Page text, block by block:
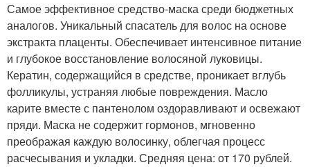
Самое эффективное средство-маска среди бюджетных
аналогов. Уникальный спасатель для волос на основе
экстракта плаценты. Обеспечивает интенсивное питание
и глубокое восстановление волосяной луковицы.
Кератин, содержащийся в средстве, проникает вглубь
фолликулы, устраняя любые повреждения. Масло
карите вместе с пантенолом оздоравливают и освежают
пряди. Маска не содержит гормонов, мгновенно
преображая каждую волосинку, облегчая процесс
расчесывания и укладки. Средняя цена: от 170 рублей.